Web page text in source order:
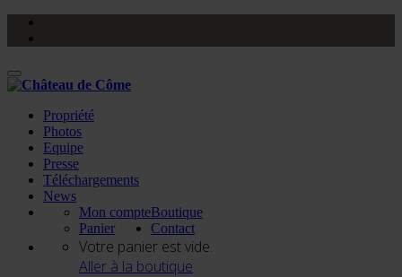
Activer/désactiver
navigation
Propriété
Photos
Equipe
Presse
Téléchargements
News
Boutique
Mon compte
Panier
Contact
Votre panier est vide.
Aller à la boutique